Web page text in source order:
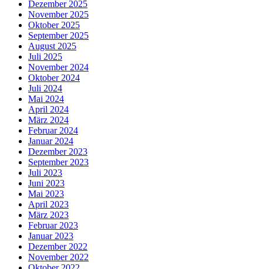
Dezember 2025
November 2025
Oktober 2025
September 2025
August 2025
Juli 2025
November 2024
Oktober 2024
Juli 2024
Mai 2024
April 2024
März 2024
Februar 2024
Januar 2024
Dezember 2023
September 2023
Juli 2023
Juni 2023
Mai 2023
April 2023
März 2023
Februar 2023
Januar 2023
Dezember 2022
November 2022